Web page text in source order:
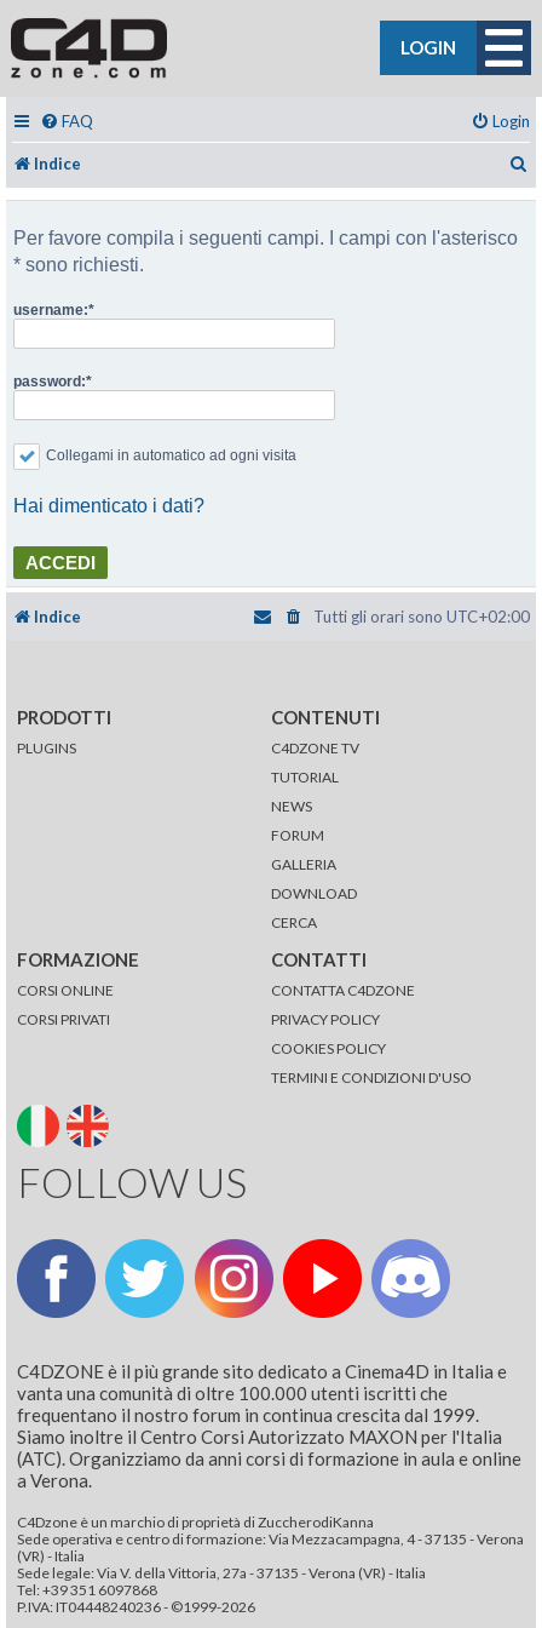
LOGIN
FAQ Login
Indice
Per favore compila i seguenti campi. I campi con l'asterisco
* sono richiesti.
username:
password:
Collegami in automatico ad ogni visita
Hai dimenticato i dati?
Indice Tutti gli orari sono UTC+02:00
PRODOTTI
PLUGINS
CONTENUTI
C4DZONE TV
TUTORIAL
NEWS
FORUM
GALLERIA
DOWNLOAD
CERCA
FORMAZIONE
CORSI ONLINE
CORSI PRIVATI
CONTATTI
CONTATTA C4DZONE
PRIVACY POLICY
COOKIES POLICY
TERMINI E CONDIZIONI D'USO
FOLLOW US
C4DZONE è il più grande sito dedicato a Cinema4D in Italia e
vanta una comunità di oltre 100.000 utenti iscritti che
frequentano il nostro forum in continua crescita dal 1999.
Siamo inoltre il Centro Corsi Autorizzato MAXON per l'Italia
(ATC). Organizziamo da anni corsi di formazione in aula e online
a Verona.
C4Dzone è un marchio di proprietà di ZuccherodiKanna
Sede operativa e centro di formazione: Via Mezzacampagna, 4 - 37135 - Verona
(VR) - Italia
Sede legale: Via V. della Vittoria, 27a - 37135 - Verona (VR) - Italia
Tel: +39 351 6097868‬
P.IVA: IT04448240236 - ©1999-2026